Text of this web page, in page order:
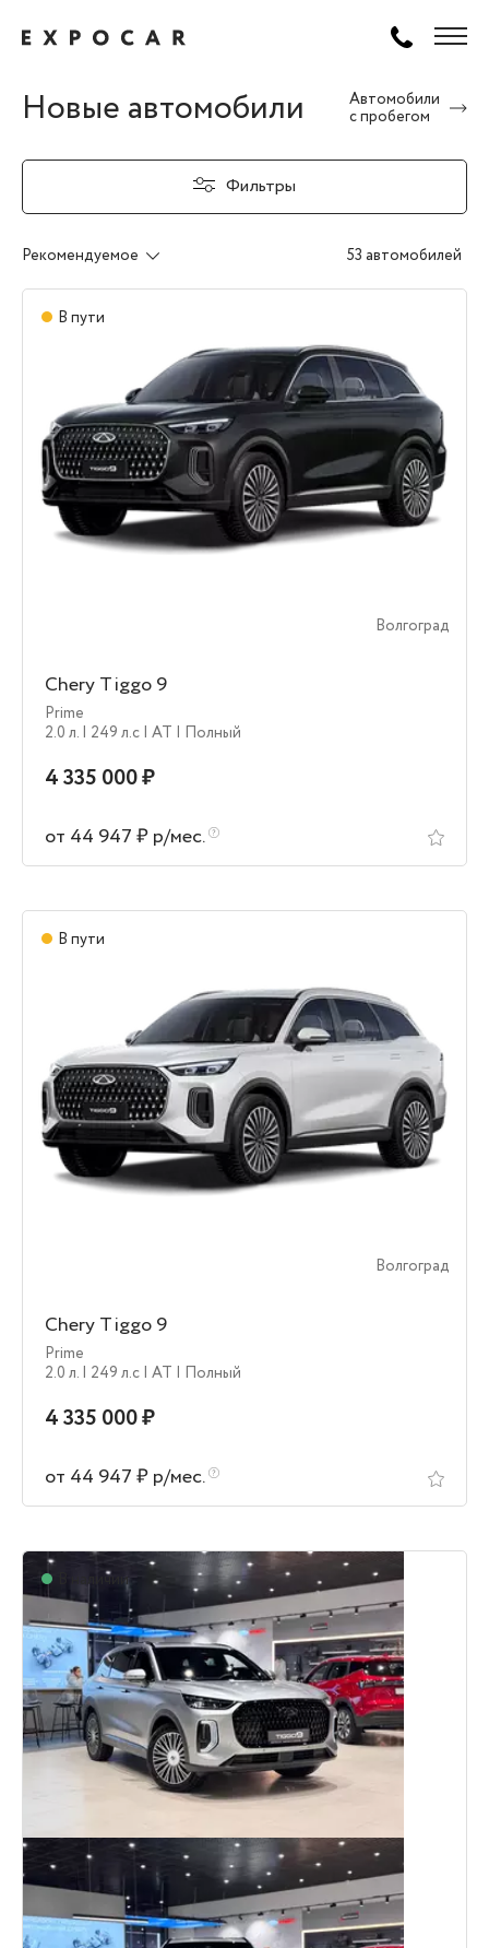
Новые автомобили
Автомобили
с пробегом
Фильтры
Рекомендуемое 53 автомобилей
В пути
Волгоград
Chery Tiggo 9
Prime
2.0 л. | 249 л.c | AT | Полный
4 335 000 ₽
от 44 947 ₽ р/мес.
В пути
Волгоград
Chery Tiggo 9
Prime
2.0 л. | 249 л.c | AT | Полный
4 335 000 ₽
от 44 947 ₽ р/мес.
В наличии